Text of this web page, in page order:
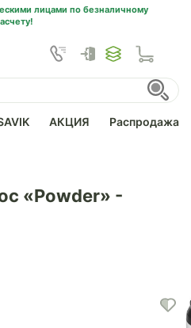
лицами по безналичному
АКЦИЯ Распродажа
«Powder» -